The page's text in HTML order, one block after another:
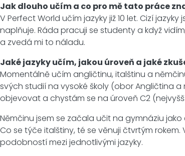
Jak dlouho učím a co pro mě tato práce
V Perfect World učím jazyky již 10 let. Cizí
naplňuje. Ráda pracuji se studenty a když
a zvedá mi to náladu.
Jaké jazyky učím, jakou úroveň a jaké
Momentálně učím angličtinu, italštinu a
svých studií na vysoké školy (obor Angličtina a
objevovat a chystám se na úroveň C2
Němčinu jsem se začala učit na gymnáziu
Co se týče italštiny, té se věnuji čtvrtým
podobností mezi jednotlivými jazyky.